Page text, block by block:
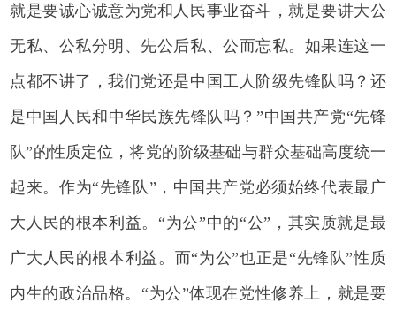
就是要诚心诚意为党和人民事业奋斗，就是要讲大公
无私、公私分明、先公后私、公而忘私。如果连这一
点都不讲了，我们党还是中国工人阶级先锋队吗？还
是中国人民和中华民族先锋队吗？”中国共产党“先锋
队”的性质定位，将党的阶级基础与群众基础高度统一
起来。作为“先锋队”，中国共产党必须始终代表最广
大人民的根本利益。“为公”中的“公”，其实质就是最
广大人民的根本利益。而“为公”也正是“先锋队”性质
内生的政治品格。“为公”体现在党性修养上，就是要